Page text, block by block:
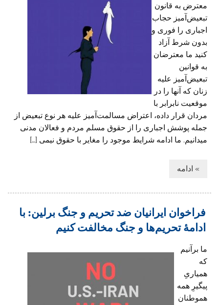
معترض به قانون
تبعیض‌آمیز حجاب
اجباری را فوری و
بدون شرط آزاد
کنید ما معترضان
به قوانین
تبعیض‌آمیز علیه
زنان که آنها را در
موقعیت نابرابر با
مردان قرار داده، اعتراض مسالمت‌آمیز علیه هر نوع تبعیض از
جمله پوشش اجباری را از حقوق مسلم مردم و فعالان مدنی
میدانیم. ما ادامه شرایط موجود را مغایر با حقوق نیمی […]
» ادامه
فراخوان ایرانیان ضد تحریم و جنگ برلین: با
ادامۀ تحریم‌ها و جنگ مخالفت کنیم
ما برآنیم
که
همیاریِ
پیگیرِ همه
هموطنان